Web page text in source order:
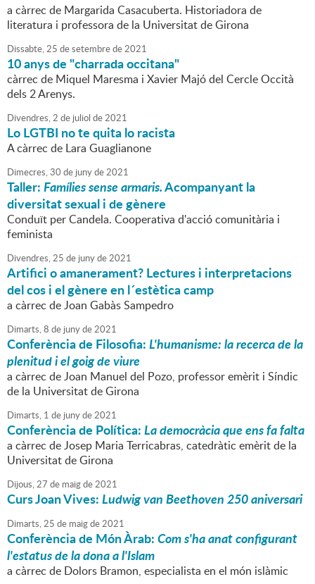
a càrrec de Margarida Casacuberta. Historiadora de
literatura i professora de la Universitat de Girona
Dissabte,25 desetembrede2021
10 anys de "charrada occitana"
càrrec de Miquel Maresma i Xavier Majó del Cercle Occità
dels 2 Arenys.
Divendres,2 de juliol de2021
Lo LGTBI no te quita lo racista
A càrrec de Lara Guaglianone
Dimecres,30 de junyde2021
Taller:Famílies sense armaris.Acompanyant la
diversitat sexual i de gènere
Conduït per Candela. Cooperativa d'acció comunitària i
feminista
Divendres,25 de junyde2021
Artifici o amanerament? Lectures i interpretacions
del cos i el gènere en l´estètica camp
a càrrec de Joan Gabàs Sampedro
Dimarts,8 de junyde2021
Conferència de Filosofia:L'humanisme: la recerca de la
plenitud i el goig de viure
a càrrec de Joan Manuel del Pozo, professor emèrit i Síndic
de la Universitat de Girona
Dimarts, 1 de junyde2021
Conferència de Política:La democràcia que ens fa falta
a càrrec de Josep Maria Terricabras, catedràtic emèrit de la
Universitat de Girona
Dijous,27 de maigde2021
Curs Joan Vives:Ludwig van Beethoven 250 aniversari
Dimarts,25 de maigde2021
Conferència de Món Àrab:Com s'ha anat configurant
l'estatus de la dona a l'Islam
a càrrec de Dolors Bramon, especialista en el món islàmic